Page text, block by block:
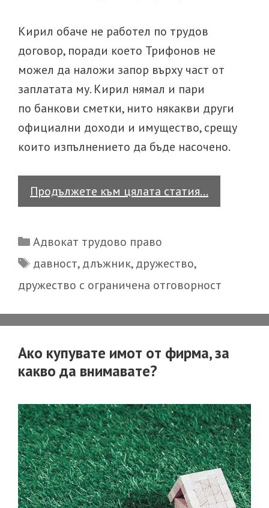
Кирил обаче не работел по трудов
договор, поради което Трифонов не
можел да наложи запор върху част от
заплатата му. Кирил нямал и пари
по банкови сметки, нито някакви други
официални доходи и имущество, срещу
които изпълнението да бъде насочено.
Продължете към цялата статия…
има
иска
на
заради
на
Categories
Адвокат трудово право
Tags
давност,длъжник,дружество,
дружество с ограничена отговорност
Ако купувате имот от фирма, за
какво да внимавате?